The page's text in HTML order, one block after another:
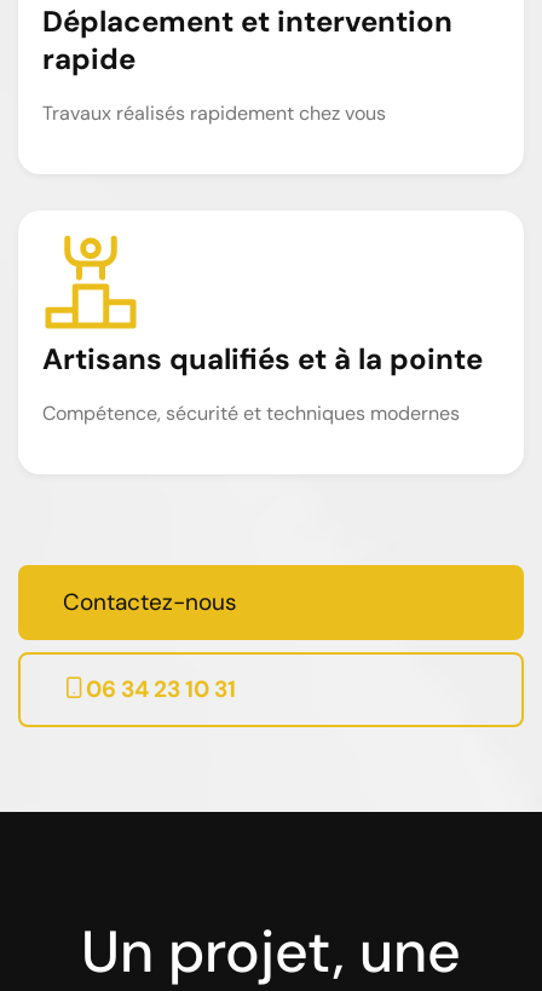
Déplacement et intervention
rapide
Travaux réalisés rapidement chez vous
Artisans qualifiés et à la pointe
Compétence, sécurité et techniques modernes
Contactez-nous
06 34 23 10 31
Un projet, une